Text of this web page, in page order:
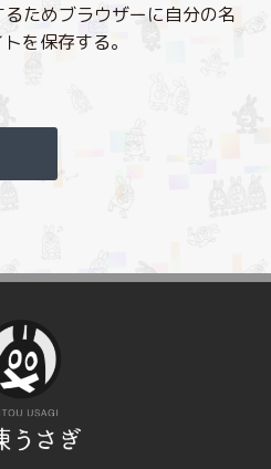
ためブラウザーに自分の名
を保存する。